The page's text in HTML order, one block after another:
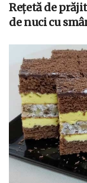
Rețetă de
de nuci cu